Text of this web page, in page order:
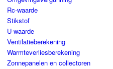
Rc-waarde
Stikstof
U-waarde
Ventilatieberekening
Warmteverliesberekening
Zonnepanelen en collectoren